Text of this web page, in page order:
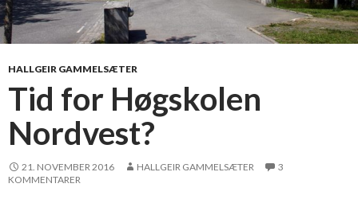
s
HALLGEIR GAMMELSÆTER
Tid for Høgskolen
Nordvest?
21. NOVEMBER 2016 HALLGEIR GAMMELSÆTER
3
KOMMENTARER